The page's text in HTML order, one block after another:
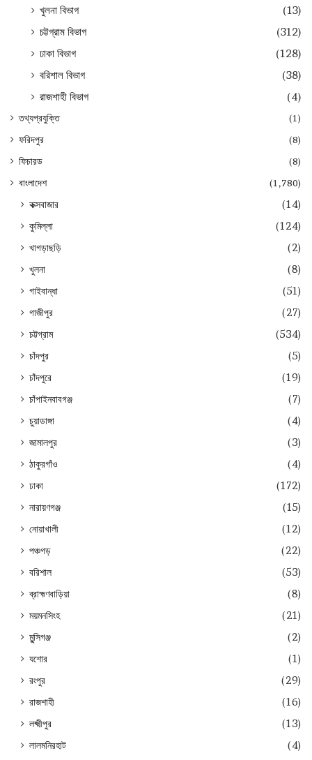
খুলনা বিভাগ
(13)
চট্টগ্রাম বিভাগ
(312)
ঢাকা বিভাগ
(128)
বরিশাল বিভাগ
(38)
রাজশাহী বিভাগ
(4)
তথ্যপ্রযুক্তি
(1)
ফরিদপুর
(8)
ফিচারড
(8)
বাংলাদেশ
(1,780)
কক্সবাজার
(14)
কুমিল্লা
(124)
খাগড়াছড়ি
(2)
খুলনা
(8)
গাইবান্ধা
(51)
গাজীপুর
(27)
চট্টগ্রাম
(534)
চাঁদপুর
(5)
চাঁদপুরে
(19)
চাঁপাইনবাবগঞ্জ
(7)
চুয়াডাঙ্গা
(4)
জামালপুর
(3)
ঠাকুরগাঁও
(4)
ঢাকা
(172)
নারায়ণগঞ্জ
(15)
নোয়াখালী
(12)
পঞ্চগড়
(22)
বরিশাল
(53)
ব্রাহ্মণবাড়িয়া
(8)
ময়মনসিংহ
(21)
মুন্সিগঞ্জ
(2)
যশোর
(1)
রংপুর
(29)
রাজশাহী
(16)
লক্ষ্মীপুর
(13)
লালমনিরহাট
(4)